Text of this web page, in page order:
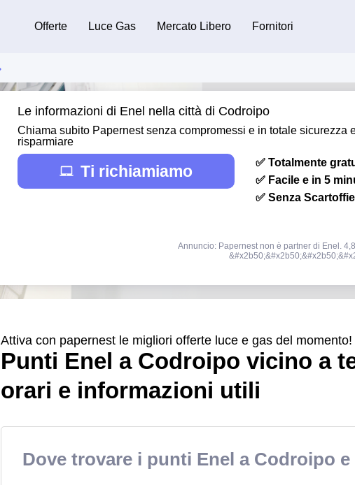
Offerte Luce Gas Mercato Libero Fornitori
Le informazioni di Enel nella città di Codroipo
Chiama subito Papernest senza compromessi e in totale sicurezza
risparmiare
Ti richiamiamo
✅ Totalmente
✅ Facile e in 5
✅ Senza Scartoffie
Annuncio: Papernest non è partner di Enel.
Attiva con papernest le migliori offerte luce e gas del momento!
Punti Enel a Codroipo vicino a
orari e informazioni utili
Dove trovare i punti Enel a Codroipo